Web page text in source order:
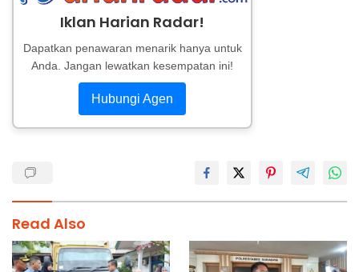
Iklan Harian Radar!
Dapatkan penawaran menarik hanya untuk
Anda. Jangan lewatkan kesempatan ini!
Hubungi Agen
Read Also